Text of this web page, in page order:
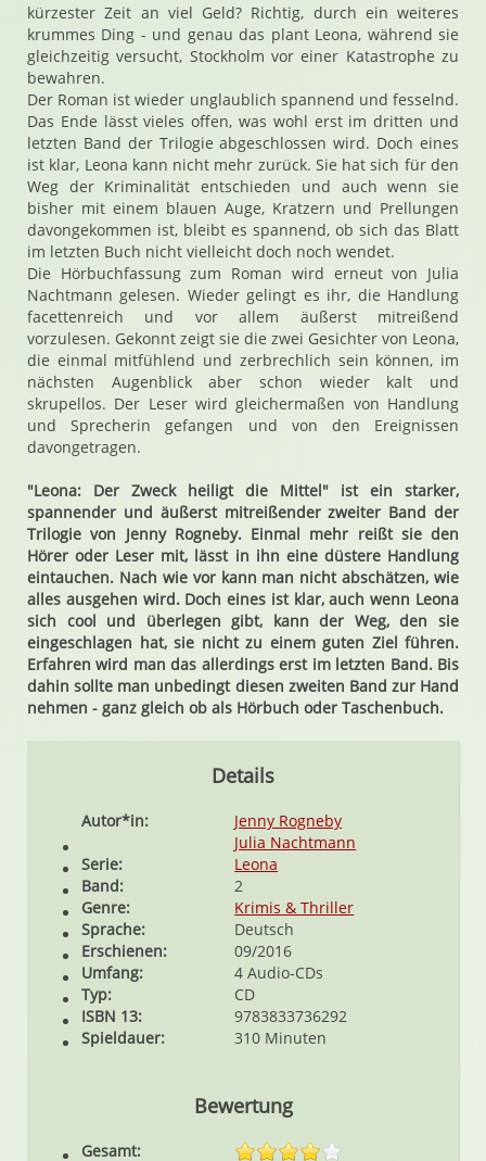
kürzester Zeit an viel Geld? Richtig, durch ein weiteres
krummes Ding - und genau das plant Leona, während sie
gleichzeitig versucht, Stockholm vor einer Katastrophe zu
bewahren.
Der Roman ist wieder unglaublich spannend und fesselnd.
Das Ende lässt vieles offen, was wohl erst im dritten und
letzten Band der Trilogie abgeschlossen wird. Doch eines
ist klar, Leona kann nicht mehr zurück. Sie hat sich für den
Weg der Kriminalität entschieden und auch wenn sie
bisher mit einem blauen Auge, Kratzern und Prellungen
davongekommen ist, bleibt es spannend, ob sich das Blatt
im letzten Buch nicht vielleicht doch noch wendet.
Die Hörbuchfassung zum Roman wird erneut von Julia
Nachtmann gelesen. Wieder gelingt es ihr, die Handlung
facettenreich und vor allem äußerst mitreißend
vorzulesen. Gekonnt zeigt sie die zwei Gesichter von Leona,
die einmal mitfühlend und zerbrechlich sein können, im
nächsten Augenblick aber schon wieder kalt und
skrupellos. Der Leser wird gleichermaßen von Handlung
und Sprecherin gefangen und von den Ereignissen
davongetragen.
"Leona: Der Zweck heiligt die Mittel" ist ein starker,
spannender und äußerst mitreißender zweiter Band der
Trilogie von Jenny Rogneby. Einmal mehr reißt sie den
Hörer oder Leser mit, lässt in ihn eine düstere Handlung
eintauchen. Nach wie vor kann man nicht abschätzen, wie
alles ausgehen wird. Doch eines ist klar, auch wenn Leona
sich cool und überlegen gibt, kann der Weg, den sie
eingeschlagen hat, sie nicht zu einem guten Ziel führen.
Erfahren wird man das allerdings erst im letzten Band. Bis
dahin sollte man unbedingt diesen zweiten Band zur Hand
nehmen - ganz gleich ob als Hörbuch oder Taschenbuch.
Details
Autor*in:
Jenny Rogneby
Julia Nachtmann
Serie:
Leona
Band:
2
Genre:
Krimis & Thriller
Sprache:
Deutsch
Erschienen:
09/2016
Umfang:
4 Audio-CDs
Typ:
CD
ISBN 13:
9783833736292
Spieldauer:
310 Minuten
Bewertung
Gesamt: